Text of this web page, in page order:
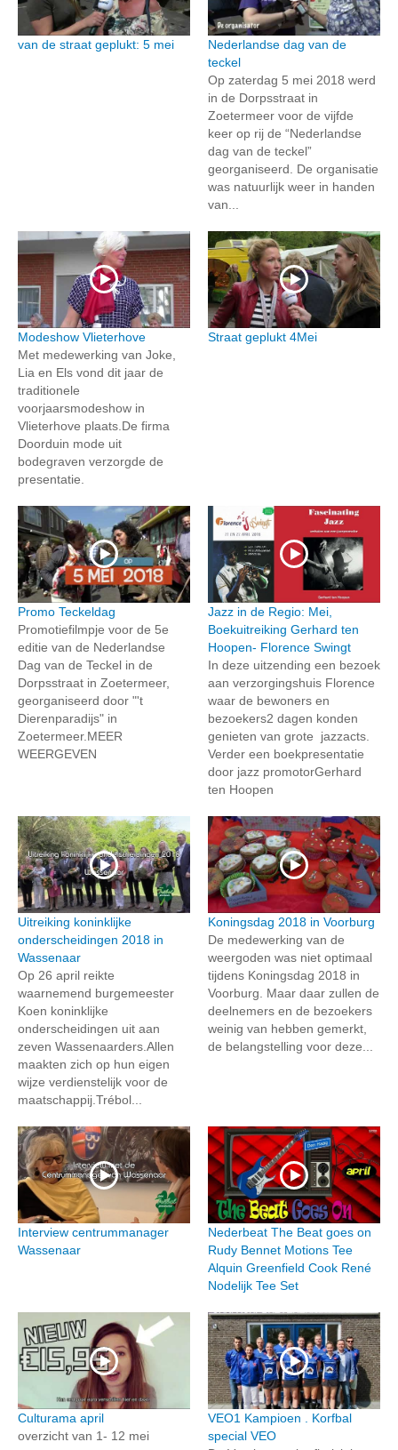
van de straat geplukt: 5 mei
Nederlandse dag van de
teckel
Op zaterdag 5 mei 2018 werd
in de Dorpsstraat in
Zoetermeer voor de vijfde
keer op rij de “Nederlandse
dag van de teckel”
georganiseerd. De organisatie
was natuurlijk weer in handen
van...
Modeshow Vlieterhove
Met medewerking van Joke,
Lia en Els vond dit jaar de
traditionele
voorjaarsmodeshow in
Vlieterhove plaats.De firma
Doorduin mode uit
bodegraven verzorgde de
presentatie.
Straat geplukt 4Mei
Promo Teckeldag
Promotiefilmpje voor de 5e
editie van de Nederlandse
Dag van de Teckel in de
Dorpsstraat in Zoetermeer,
georganiseerd door "'t
Dierenparadijs" in
Zoetermeer.MEER
WEERGEVEN
Jazz in de Regio: Mei,
Boekuitreiking Gerhard ten
Hoopen- Florence Swingt
In deze uitzending een bezoek
aan verzorgingshuis Florence
waar de bewoners en
bezoekers2 dagen konden
genieten van grote jazzacts.
Verder een boekpresentatie
door jazz promotorGerhard
ten Hoopen
Uitreiking koninklijke
onderscheidingen 2018 in
Wassenaar
Op 26 april reikte
waarnemend burgemeester
Koen koninklijke
onderscheidingen uit aan
zeven Wassenaarders.Allen
maakten zich op hun eigen
wijze verdienstelijk voor de
maatschappij.Trébol...
Koningsdag 2018 in Voorburg
De medewerking van de
weergoden was niet optimaal
tijdens Koningsdag 2018 in
Voorburg. Maar daar zullen de
deelnemers en de bezoekers
weinig van hebben gemerkt,
de belangstelling voor deze...
Interview centrummanager
Wassenaar
Nederbeat The Beat goes on
Rudy Bennet Motions Tee
Alquin Greenfield Cook René
Nodelijk Tee Set
Culturama april
overzicht van 1- 12 mei
VEO1 Kampioen . Korfbal
special VEO